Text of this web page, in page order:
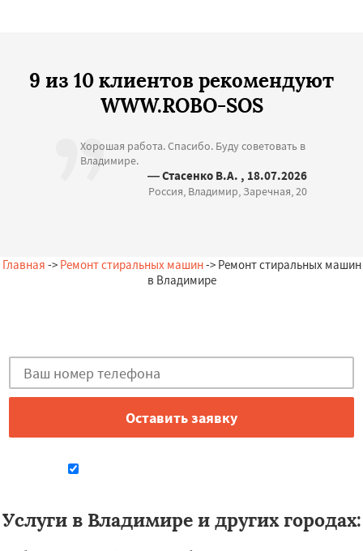
9 из 10 клиентов рекомендуют
WWW.ROBO-SOS
Хорошая работа. Спасибо. Буду советовать в
Владимире.
— Стасенко В.А. , 18.07.2026
Россия, Владимир, Заречная, 20
Главная -> Ремонт стиральных машин-> Ремонт стиральных машин
в Владимире
Услуги в Владимире и других городах: